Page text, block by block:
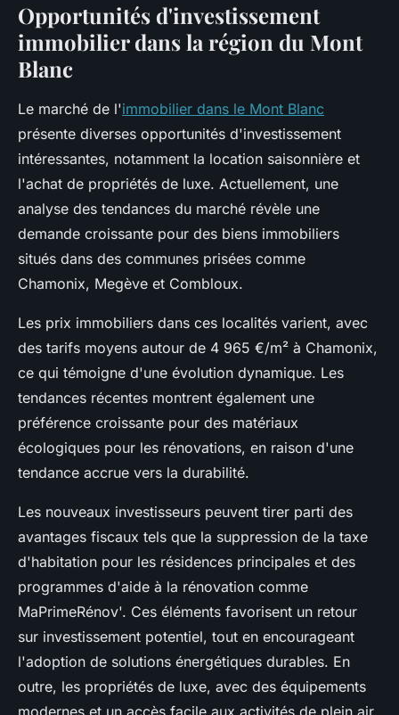
Opportunités d'investissement
immobilier dans la région du Mont
Blanc
Le marché de l'immobilier dans le Mont Blanc
présente diverses opportunités d'investissement
intéressantes, notamment la location saisonnière et
l'achat de propriétés de luxe. Actuellement, une
analyse des tendances du marché révèle une
demande croissante pour des biens immobiliers
situés dans des communes prisées comme
Chamonix, Megève et Combloux.
Les prix immobiliers dans ces localités varient, avec
des tarifs moyens autour de 4 965 €/m² à Chamonix,
ce qui témoigne d'une évolution dynamique. Les
tendances récentes montrent également une
préférence croissante pour des matériaux
écologiques pour les rénovations, en raison d'une
tendance accrue vers la durabilité.
Les nouveaux investisseurs peuvent tirer parti des
avantages fiscaux tels que la suppression de la taxe
d'habitation pour les résidences principales et des
programmes d'aide à la rénovation comme
MaPrimeRénov'. Ces éléments favorisent un retour
sur investissement potentiel, tout en encourageant
l'adoption de solutions énergétiques durables. En
outre, les propriétés de luxe, avec des équipements